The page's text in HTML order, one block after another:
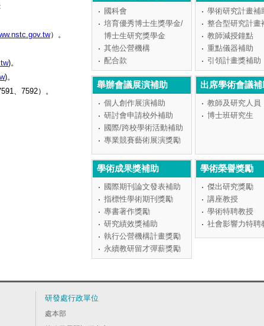
國科會
培育優秀博士生獎學金/
博士生研究獎學金
其他公營機構
配合款
學術研究計畫補
整合型研究計畫
教師減授鐘點
重點儀器補助
引領計畫獎補助
舉辦會議展演補助
個人創作展演補助
研討會申請校外補助
國際/跨校學術活動補助
專業競賽藝術展演獎勵
出席學術會議補
教師及研究人員
博士班研究生
學術成果獎補助
國際期刊論文發表補助
指標性學術期刊獎勵
專書著作獎勵
研究績效獎補助
執行公營機構計畫獎勵
永續教研留才彈薪獎勵
學術榮譽獎勵
傑出研究獎勵
講座教授
學術特聘教授
社會影響力特聘
）。
)。
)。
、7592）。
研發處行政單位
處本部